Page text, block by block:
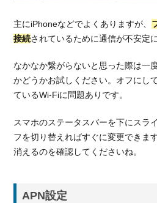
主にiPhoneなどでよくありますが、
接続されているために通信が不安定
なかなか繋がらないと思った際は一
かどうかお試しください。オフにし
ているWi-Fiに問題ありです。
スマホのステータスバーを下にスラ
フを切り替えればすぐに変更できま
消えるのを確認してくださいね。
APN設定